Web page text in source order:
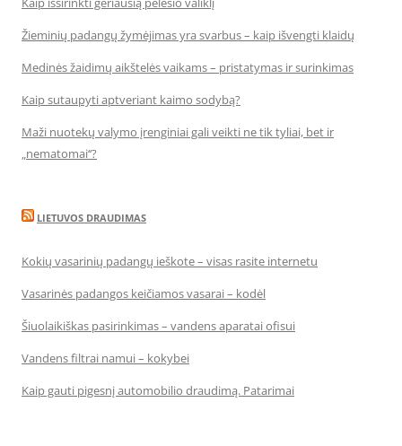
Žieminių padangų žymėjimas yra svarbus – kaip išvengti klaidų
Medinės žaidimų aikštelės vaikams – pristatymas ir surinkimas
Kaip sutaupyti aptveriant kaimo sodybą?
Maži nuotekų valymo įrenginiai gali veikti ne tik tyliai, bet ir
„nematomai‘‘?
LIETUVOS DRAUDIMAS
Kokių vasarinių padangų ieškote – visas rasite internetu
Vasarinės padangos keičiamos vasarai – kodėl
Šiuolaikiškas pasirinkimas – vandens aparatai ofisui
Vandens filtrai namui – kokybei
Kaip gauti pigesnį automobilio draudimą. Patarimai